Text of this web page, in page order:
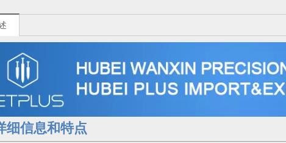
细信息和特点